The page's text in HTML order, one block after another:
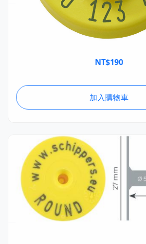
ALTA001.01
Allflex 電子耳標 HDX(半雙工) 可重複
NT$190
加入購物車